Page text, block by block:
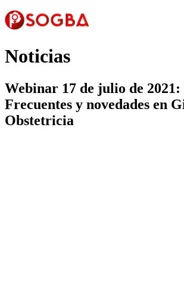
Noticias
Webinar 17 de julio de 2021:
Frecuentes y novedades en
Obstetricia